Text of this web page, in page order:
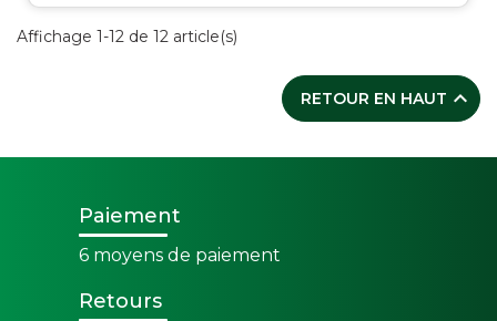
Affichage 1-12 de 12 article(s)
RETOUR EN HAUT 
Paiement
6 moyens de paiement
Retours